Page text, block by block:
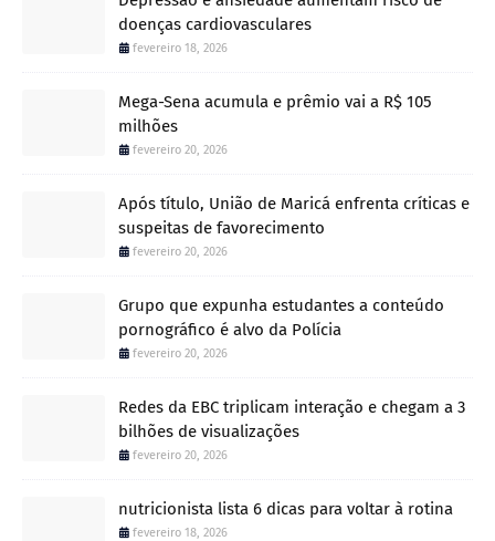
doenças cardiovasculares
fevereiro 18, 2026
Mega-Sena acumula e prêmio vai a R$ 105
milhões
fevereiro 20, 2026
Após título, União de Maricá enfrenta críticas e
suspeitas de favorecimento
fevereiro 20, 2026
Grupo que expunha estudantes a conteúdo
pornográfico é alvo da Polícia
fevereiro 20, 2026
Redes da EBC triplicam interação e chegam a 3
bilhões de visualizações
fevereiro 20, 2026
nutricionista lista 6 dicas para voltar à rotina
fevereiro 18, 2026